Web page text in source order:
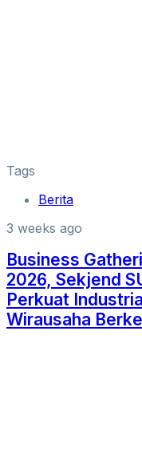
Tags
Berita
3 weeks ago
Business
2026, Sekjend
Perkuat
Wirausaha